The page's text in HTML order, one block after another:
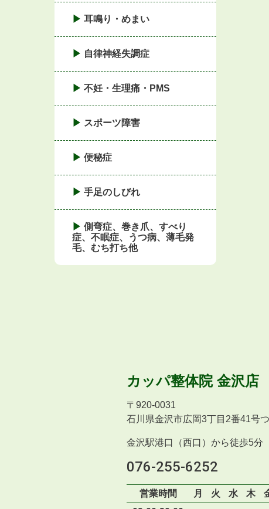
耳鳴り・めまい
自律神経失調症
不妊・生理痛・PMS
スポーツ障害
便秘症
手足のしびれ
側弯症、巻き爪、すべり
症、不眠症、うつ病、薄毛発
毛、むち打ち他
カッパ整体院 金沢店
〒 920-0031
石川県金沢市広岡3丁目2番41号
金沢駅港口（西口）から徒歩5分
076-255-6252
営業時間 月 火 水 木